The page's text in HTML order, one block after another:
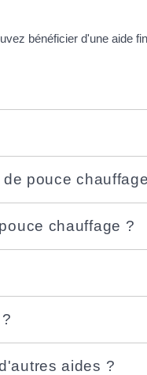
bénéficier d'une aide
pouce
chauffage ?
aides ?